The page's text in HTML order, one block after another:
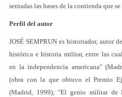
sentadas las bases de la contienda que
Perfil del autor
JOSÉ SEMPRUN es historiador, autor
histórica e historia militar, entre las
en la independencia americana"
(obra con la que obtuvo el Premio
(Madrid, 1999); "El genio militar de